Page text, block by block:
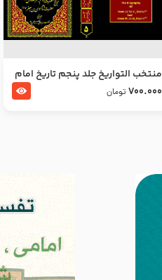
منتخب التواریخ جلد پنجم تاریخ امام
جعفر صادق و امام موسی بن جعفر
700.000 تومان